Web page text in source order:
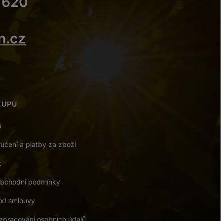
a platby za zboží
podmínky
smlouvy
osobních údajů